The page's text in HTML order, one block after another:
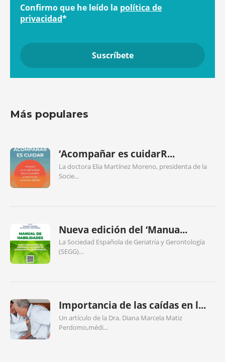
Confirmo que he leído la política de
privacidad*
Más populares
‘Acompañar es cuidarR...
La doctora Elia Martínez Moreno, presidenta de la
Socie...
Nueva edición del ‘Manua...
La Sociedad Española de Geriatría y Gerontología
(SEGG)...
Importancia de las caídas en l...
Un artículo de la Dra. Diana Marcela Matiz
Perdomo,médi...